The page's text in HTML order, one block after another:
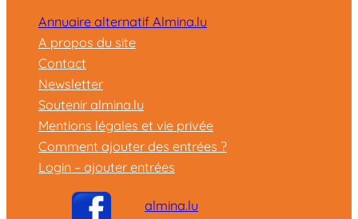
Annuaire alternatif Almina.lu
A propos du site
Contact
Newsletter
Soutenir almina.lu
Mentions légales et vie privée
Comment ajouter des entrées ?
Login – ajouter entrées
almina.lu